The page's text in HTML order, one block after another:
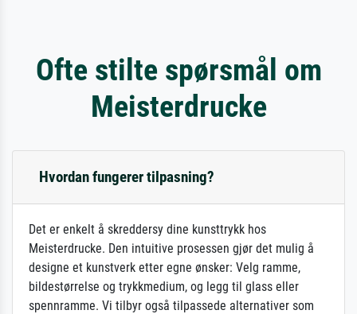
Ofte stilte spørsmål om
Meisterdrucke
Hvordan fungerer tilpasning?
Det er enkelt å skreddersy dine kunsttrykk hos
Meisterdrucke. Den intuitive prosessen gjør det mulig å
designe et kunstverk etter egne ønsker: Velg ramme,
bildestørrelse og trykkmedium, og legg til glass eller
spennramme. Vi tilbyr også tilpassede alternativer som